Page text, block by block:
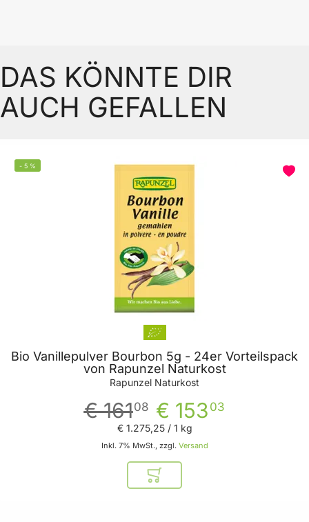
DAS KÖNNTE DIR
AUCH GEFALLEN
- 5 %
Bio Vanillepulver Bourbon 5g - 24er Vorteilspack
von Rapunzel Naturkost
Rapunzel Naturkost
€ 153 03
€ 16108
Inkl. 7% MwSt., zzgl. Versand
€ 1.275,25/ 1 kg
In den Warenkorb